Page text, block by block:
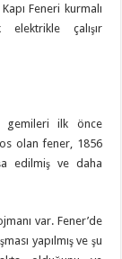
Feneri kurmalı
elektrikle çalışır
gemileri ilk önce
olan fener, 1856
edilmiş ve daha
var. Fener’de
yapılmış ve şu